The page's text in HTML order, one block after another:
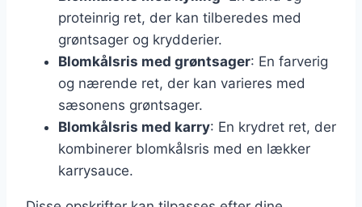
proteinrig ret, der kan tilberedes med
grøntsager og krydderier.
Blomkålsris med grøntsager: En farverig
og nærende ret, der kan varieres med
sæsonens grøntsager.
Blomkålsris med karry: En krydret ret, der
kombinerer blomkålsris med en lækker
karrysauce.